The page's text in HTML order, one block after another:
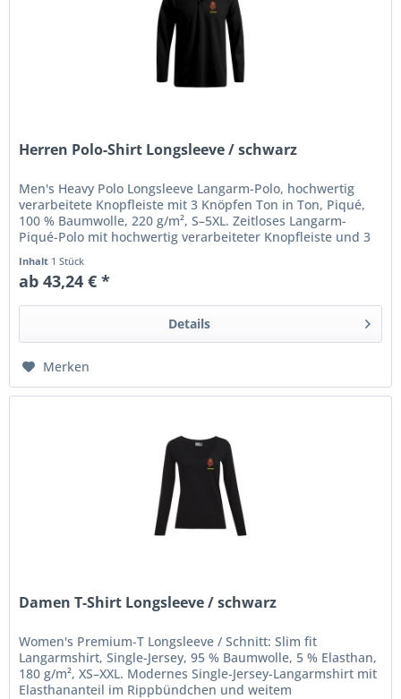
Herren Polo-Shirt Longsleeve / schwarz
Men's Heavy Polo Longsleeve Langarm-Polo, hochwertig
verarbeitete Knopfleiste mit 3 Knöpfen Ton in Ton, Piqué,
100 % Baumwolle, 220 g/m², S–5XL. Zeitloses Langarm-
Piqué-Polo mit hochwertig verarbeiteter Knopfleiste und 3
Inhalt 1 Stück
ab 43,24 € *
Details
Merken
Damen T-Shirt Longsleeve / schwarz
Women's Premium-T Longsleeve / Schnitt: Slim fit
Langarmshirt, Single-Jersey, 95 % Baumwolle, 5 % Elasthan,
180 g/m², XS–XXL. Modernes Single-Jersey-Langarmshirt mit
Elasthananteil im Rippbündchen und weitem